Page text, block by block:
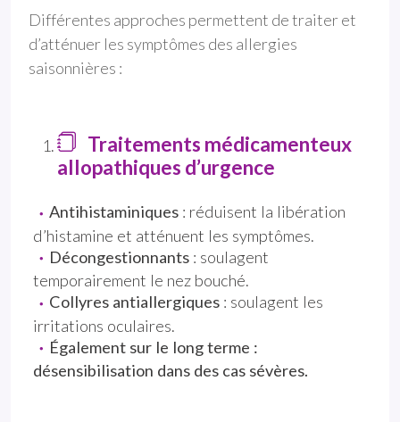
Différentes approches permettent de traiter et
d’atténuer les symptômes des allergies
saisonnières :
Traitements médicamenteux
allopathiques d’urgence
Antihistaminiques : réduisent la libération
d’histamine et atténuent les symptômes.
Décongestionnants : soulagent
temporairement le nez bouché.
Collyres antiallergiques : soulagent les
irritations oculaires.
Également sur le long terme :
désensibilisation dans des cas sévères.